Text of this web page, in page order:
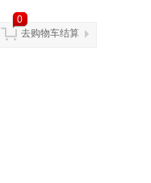
0
去购物车结算